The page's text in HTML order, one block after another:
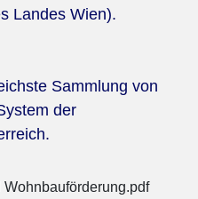
Landes Wien).
Sammlung von
der